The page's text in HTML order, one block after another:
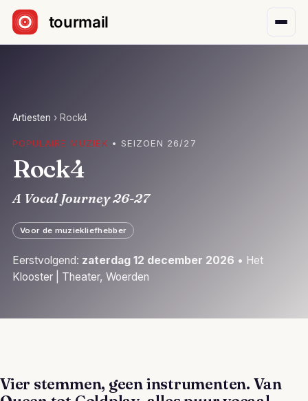
Sla navigatie over
Artiesten › Rock4
POPULAIRE MUZIEK • SEIZOEN 26/27
Rock4
A Vocal Journey 26-27
Voor de muziekliefhebber
Eerstvolgend: zaterdag 12 december 2026 • Het
Klooster | Theater, Woerden
Vier stemmen, geen instrumenten. Van